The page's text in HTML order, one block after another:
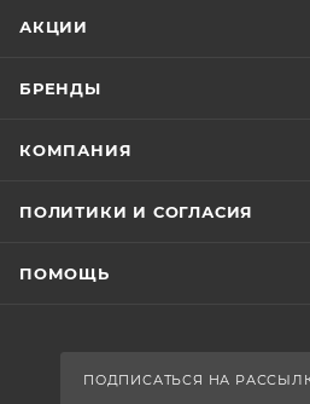
АКЦИИ
БРЕНДЫ
КОМПАНИЯ
ПОЛИТИКИ И СОГЛАСИЯ
ПОМОЩЬ
ПОДПИСАТЬСЯ НА